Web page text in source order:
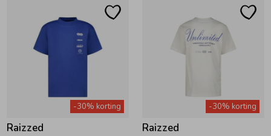
-30% korting
Raizzed
-30% korting
Raizzed